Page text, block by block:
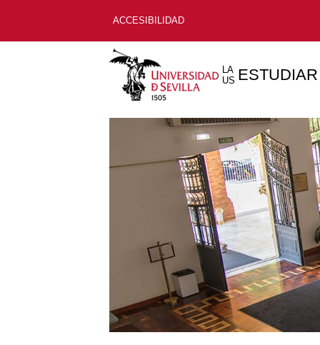
ACCESIBILIDAD
LA
US ESTUDIAR